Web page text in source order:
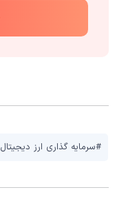
#سرمایه گذاری ارز دیجیتال